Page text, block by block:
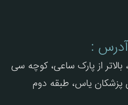
آدرس :
بالاتر از پارک ساعی، کوچه سی
پزشکان یاس، طبقه دوم